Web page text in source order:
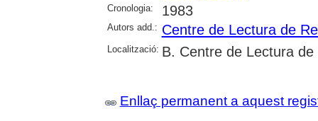
Cronologia: 1983
Autors add.: Centre de Lectura de
Localització: B. Centre de Lectura de
Enllaç permanent a aquest